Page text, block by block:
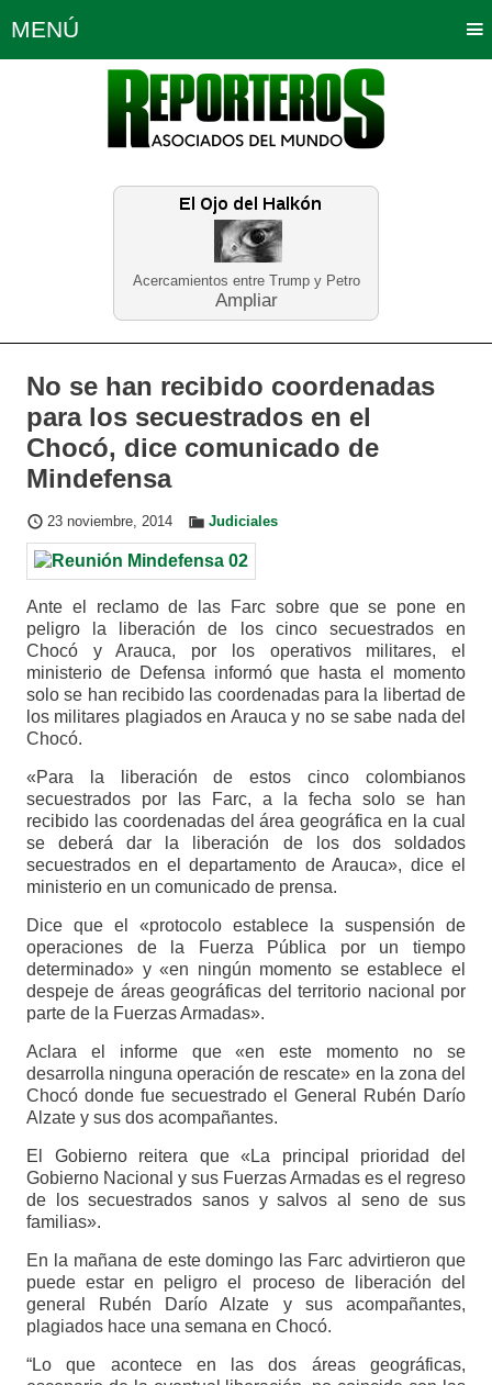
Acercamientos entre Trump y Petro
Ampliar
MENÚ
Política Opinión Bogotá
Planeta Tierra Deportes
Educación Neira
No se han recibido coordenadas
para los secuestrados en el
Chocó, dice comunicado de
Mindefensa
23 noviembre, 2014 Judiciales
Ante el reclamo de las Farc sobre que se pone en
peligro la liberación de los cinco secuestrados en
Chocó y Arauca, por los operativos militares, el
ministerio de Defensa informó que hasta el momento
solo se han recibido las coordenadas para la libertad de
los militares plagiados en Arauca y no se sabe nada del
Chocó.
«Para la liberación de estos cinco colombianos
secuestrados por las Farc, a la fecha solo se han
recibido las coordenadas del área geográfica en la cual
se deberá dar la liberación de los dos soldados
secuestrados en el departamento de Arauca», dice el
ministerio en un comunicado de prensa.
Dice que el «protocolo establece la suspensión de
operaciones de la Fuerza Pública por un tiempo
determinado» y «en ningún momento se establece el
despeje de áreas geográficas del territorio nacional por
parte de la Fuerzas Armadas».
Aclara el informe que «en este momento no se
desarrolla ninguna operación de rescate» en la zona del
Chocó donde fue secuestrado el General Rubén Darío
Alzate y sus dos acompañantes.
El Gobierno reitera que «La principal prioridad del
Gobierno Nacional y sus Fuerzas Armadas es el regreso
de los secuestrados sanos y salvos al seno de sus
familias».
En la mañana de este domingo las Farc advirtieron que
puede estar en peligro el proceso de liberación del
general Rubén Darío Alzate y sus acompañantes,
plagiados hace una semana en Chocó.
“Lo que acontece en las dos áreas geográficas,